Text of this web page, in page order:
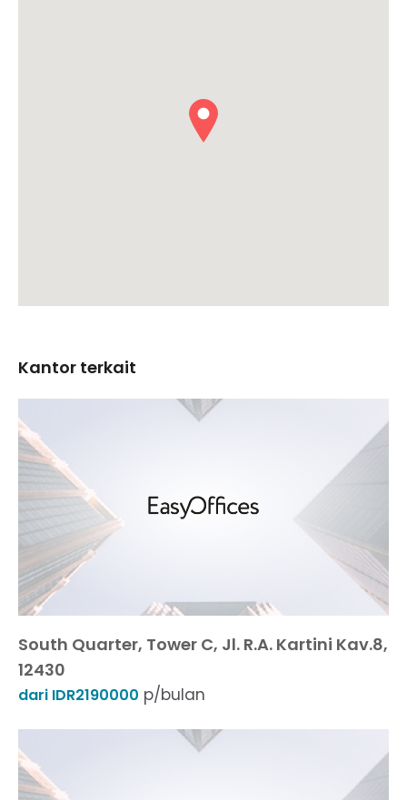
Kantor terkait
South Quarter, Tower C, Jl. R.A. Kartini Kav.8,
12430
dari IDR2190000 p/bulan